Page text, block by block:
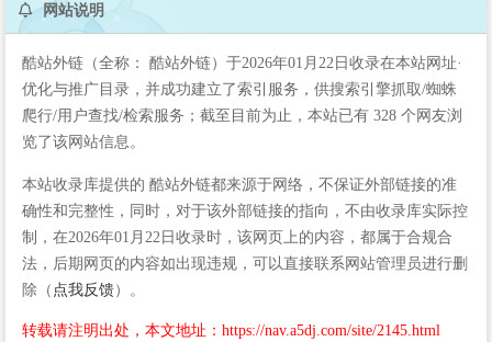
网站说明
酷站外链（全称： 酷站外链）于2026年01月22日收录在本站网址·
优化与推广目录，并成功建立了索引服务，供搜索引擎抓取/蜘蛛
爬行/用户查找/检索服务；截至目前为止，本站已有 328 个网友浏
览了该网站信息。
本站收录库提供的 酷站外链都来源于网络，不保证外部链接的准
确性和完整性，同时，对于该外部链接的指向，不由收录库实际控
制，在2026年01月22日收录时，该网页上的内容，都属于合规合
法，后期网页的内容如出现违规，可以直接联系网站管理员进行删
除（ 点我反馈）。
转载请注明出处，本文地址：https://nav.a5dj.com/site/2145.html